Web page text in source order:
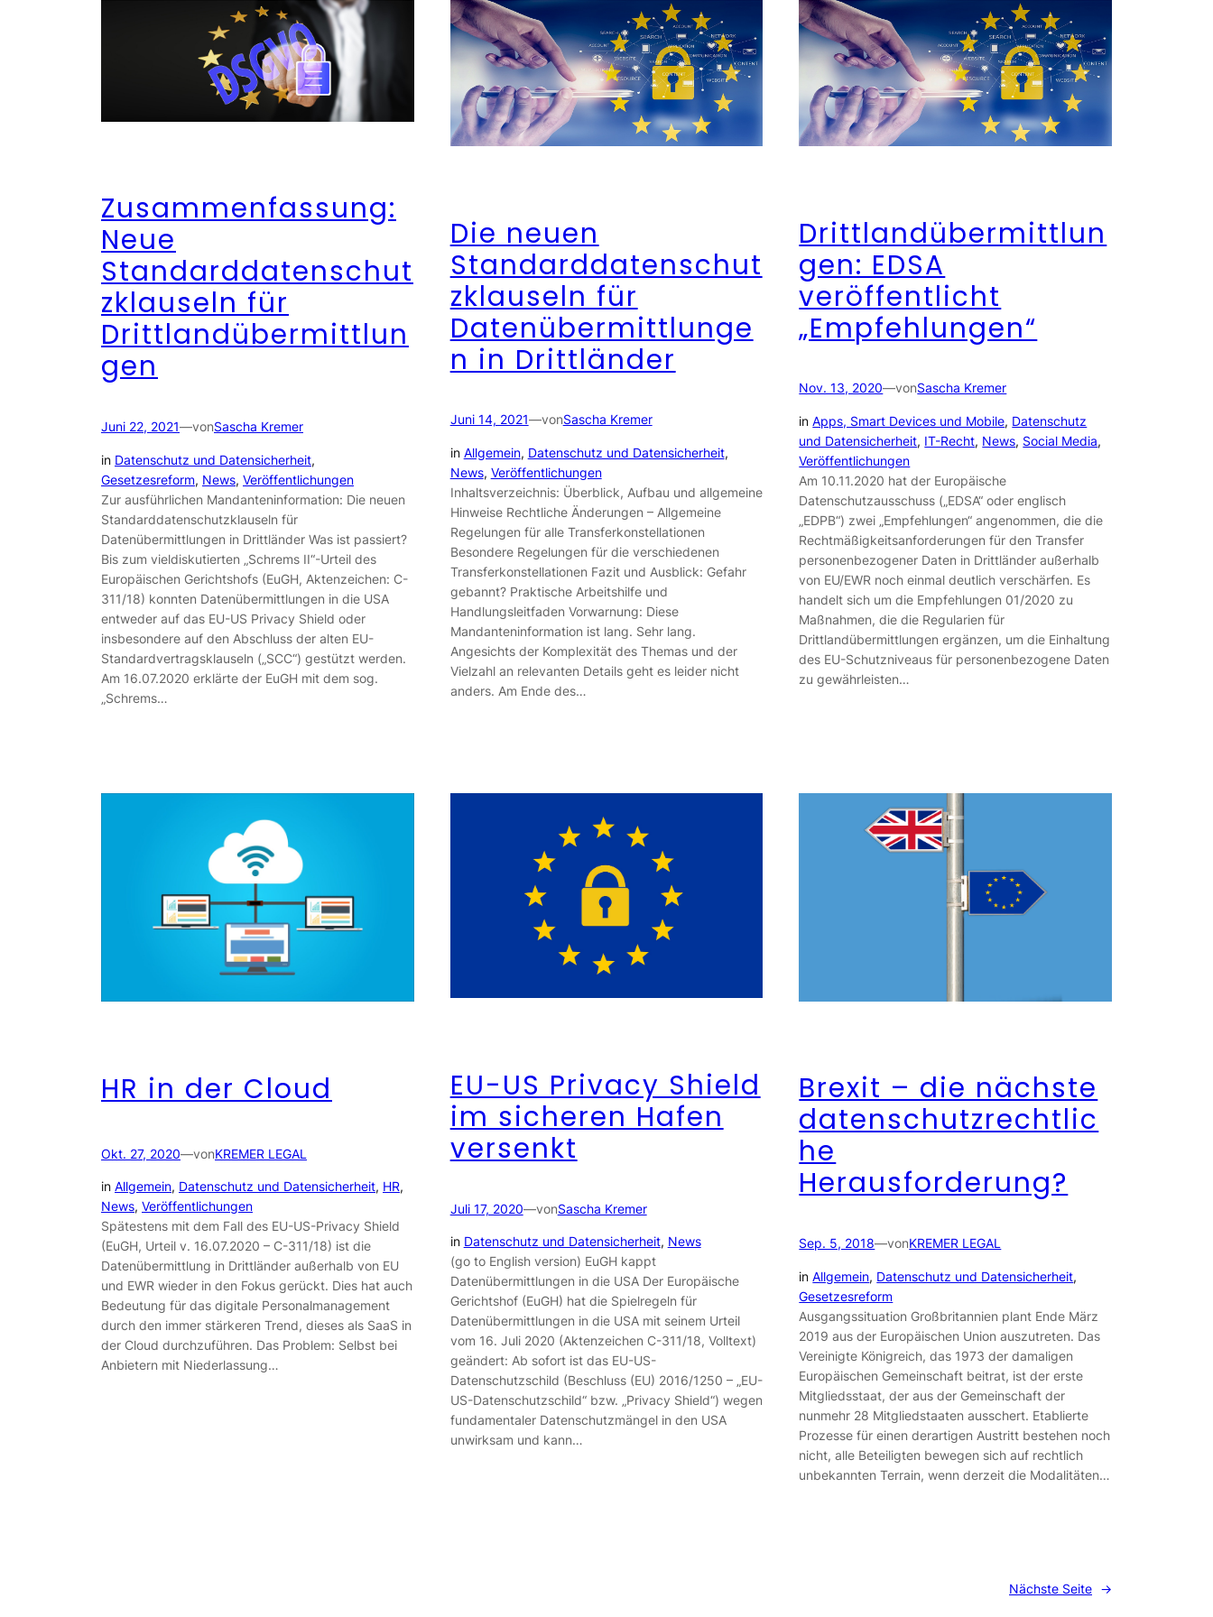
Zusammenfassung:
Neue
Standarddatenschut
zklauseln für
Drittlandübermittlun
gen
Juni 22, 2021—vonSascha Kremer
in Datenschutz und Datensicherheit
Gesetzesreform, News, Veröffentlichungen
Zur ausführlichen Mandanteninformation: Die neuen
Standarddatenschutzklauseln für
Datenübermittlungen in Drittländer Was ist passiert?
Bis zum vieldiskutierten „Schrems II“-Urteil des
Europäischen Gerichtshofs (EuGH, Aktenzeichen: C-
311/18) konnten Datenübermittlungen in die USA
entweder auf das EU-US Privacy Shield oder
insbesondere auf den Abschluss der alten EU-
Standardvertragsklauseln („SCC“) gestützt werden.
Am 16.07.2020 erklärte der EuGH mit dem sog.
„Schrems…
Die neuen
Standarddatenschut
zklauseln für
Datenübermittlunge
n in Drittländer
Juni 14, 2021—vonSascha Kremer
in Allgemein, Datenschutz und Datensicherheit
News, Veröffentlichungen
Inhaltsverzeichnis: Überblick, Aufbau und allgemeine
Hinweise Rechtliche Änderungen – Allgemeine
Regelungen für alle Transferkonstellationen
Besondere Regelungen für die verschiedenen
Transferkonstellationen Fazit und Ausblick: Gefahr
gebannt? Praktische Arbeitshilfe und
Handlungsleitfaden Vorwarnung: Diese
Mandanteninformation ist lang. Sehr lang.
Angesichts der Komplexität des Themas und der
Vielzahl an relevanten Details geht es leider nicht
anders. Am Ende des…
Drittlandübermittlun
gen: EDSA
veröffentlicht
„Empfehlungen“
Nov. 13, 2020—vonSascha Kremer
inApps, Smart Devices und Mobile, Datenschutz
und Datensicherheit, IT-Recht, News, Social Media
Veröffentlichungen
Am 10.11.2020 hat der Europäische
Datenschutzausschuss („EDSA“ oder englisch
„EDPB“) zwei „Empfehlungen“ angenommen, die die
Rechtmäßigkeitsanforderungen für den Transfer
personenbezogener Daten in Drittländer außerhalb
von EU/EWR noch einmal deutlich verschärfen. Es
handelt sich um die Empfehlungen 01/2020 zu
Maßnahmen, die die Regularien für
Drittlandübermittlungen ergänzen, um die Einhaltung
des EU-Schutzniveaus für personenbezogene Daten
zu gewährleisten…
HR in der Cloud
Okt. 27, 2020—vonKREMER LEGAL
in Allgemein, Datenschutz und Datensicherheit, HR
News, Veröffentlichungen
Spätestens mit dem Fall des EU-US-Privacy Shield
(EuGH, Urteil v. 16.07.2020 – C-311/18) ist die
Datenübermittlung in Drittländer außerhalb von EU
und EWR wieder in den Fokus gerückt. Dies hat auch
Bedeutung für das digitale Personalmanagement
durch den immer stärkeren Trend, dieses als SaaS in
der Cloud durchzuführen. Das Problem: Selbst bei
Anbietern mit Niederlassung…
EU-US Privacy Shield
im sicheren Hafen
versenkt
Juli 17, 2020—vonSascha Kremer
in Datenschutz und Datensicherheit, News
(go to English version) EuGH kappt
Datenübermittlungen in die USA Der Europäische
Gerichtshof (EuGH) hat die Spielregeln für
Datenübermittlungen in die USA mit seinem Urteil
vom 16. Juli 2020 (Aktenzeichen C-311/18, Volltext)
geändert: Ab sofort ist das EU-US-
Datenschutzschild (Beschluss (EU) 2016/1250 – „EU-
US-Datenschutzschild“ bzw. „Privacy Shield“) wegen
fundamentaler Datenschutzmängel in den USA
unwirksam und kann…
Brexit – die nächste
datenschutzrechtlic
he
Herausforderung?
Sep. 5, 2018—vonKREMER LEGAL
inAllgemein, Datenschutz und Datensicherheit
Gesetzesreform
Ausgangssituation Großbritannien plant Ende März
2019 aus der Europäischen Union auszutreten. Das
Vereinigte Königreich, das 1973 der damaligen
Europäischen Gemeinschaft beitrat, ist der erste
Mitgliedsstaat, der aus der Gemeinschaft der
nunmehr 28 Mitgliedstaaten ausschert. Etablierte
Prozesse für einen derartigen Austritt bestehen noch
nicht, alle Beteiligten bewegen sich auf rechtlich
unbekannten Terrain, wenn derzeit die Modalitäten…
Nächste Seite →